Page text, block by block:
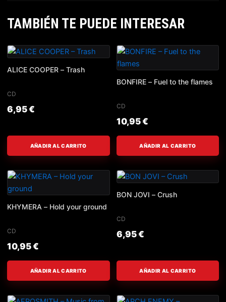
TAMBIÉN TE PUEDE INTERESAR
ALICE COOPER – Trash
CD
6,95€
AÑADIR AL CARRITO
BONFIRE – Fuel to the flames
CD
10,95€
AÑADIR AL CARRITO
KHYMERA – Hold your ground
CD
10,95€
AÑADIR AL CARRITO
BON JOVI – Crush
CD
6,95€
AÑADIR AL CARRITO